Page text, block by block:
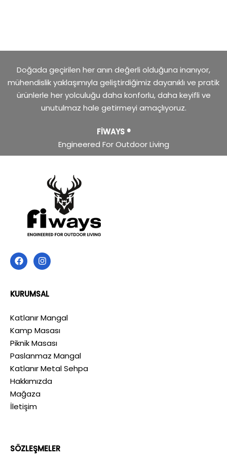
Doğada geçirilen her anın değerli olduğuna inanıyor,
mühendislik yaklaşımıyla geliştirdiğimiz dayanıklı ve pratik
ürünlerle her yolculuğu daha konforlu, daha keyifli ve
unutulmaz hale getirmeyi amaçlıyoruz.
FİWAYS ®
Engineered For Outdoor Living
KURUMSAL
Katlanır Mangal
Kamp Masası
Piknik Masası
Paslanmaz Mangal
Katlanır Metal Sehpa
Hakkımızda
Mağaza
İletişim
SÖZLEŞMELER